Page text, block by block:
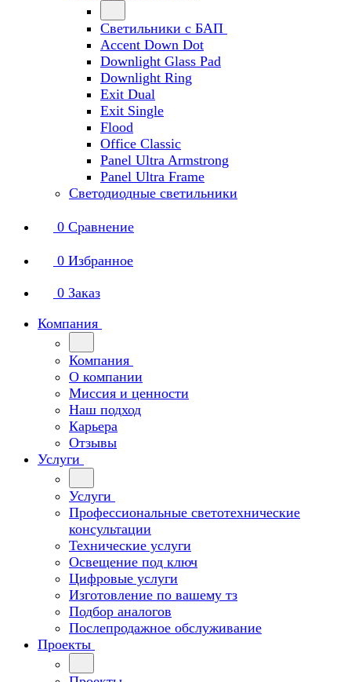
Светильники с БАП
Accent Down Dot
Downlight Glass Pad
Downlight Ring
Exit Dual
Exit Single
Flood
Office Classic
Panel Ultra Armstrong
Panel Ultra Frame
Светодиодные светильники
0 Сравнение
0 Избранное
0 Заказ
Компания
Компания
О компании
Миссия и ценности
Наш подход
Карьера
Отзывы
Услуги
Услуги
Профессиональные светотехнические
консультации
Технические услуги
Освещение под ключ
Цифровые услуги
Изготовление по вашему тз
Подбор аналогов
Послепродажное обслуживание
Проекты